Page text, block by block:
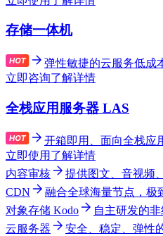
存储一体机
弹性敏捷的云服务低成
立即咨询了解详情
全栈应用服务器 LAS
开箱即用、面向全栈应
立即使用 了解详情
内容审核
提供图文、音视频
CDN
融合全球海量节点，极
对象存储 Kodo
自主研发的
云服务器
安全、稳定、弹性